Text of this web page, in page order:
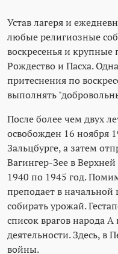
Устав лагеря и
любые религиозные
воскресенья и крупные
Рождество и Пасха.
притеснения по
выполнять
После более чем двух
освобожден 16 ноября
Зальцбурге, а затем
Вагингер-Зее в
1940 по 1945 год.
преподает в
собирать урожай.
список врагов народа
деятельности. Здесь, в
войны.